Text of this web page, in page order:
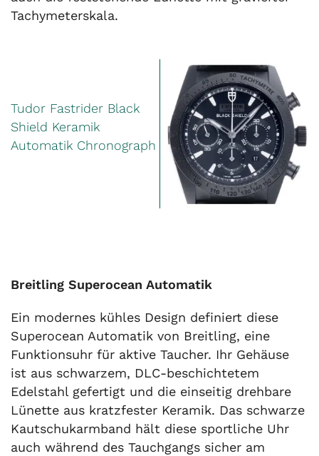
Tachymeterskala.
Tudor Fastrider Black
Shield Keramik
Automatik Chronograph
Breitling Superocean Automatik
Ein modernes kühles Design definiert diese
Superocean Automatik von Breitling, eine
Funktionsuhr für aktive Taucher. Ihr Gehäuse
ist aus schwarzem, DLC-beschichtetem
Edelstahl gefertigt und die einseitig drehbare
Lünette aus kratzfester Keramik. Das schwarze
Kautschukarmband hält diese sportliche Uhr
auch während des Tauchgangs sicher am